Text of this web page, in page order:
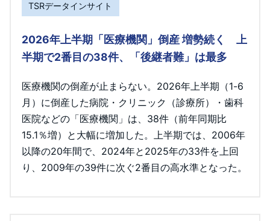
TSRデータインサイト
2026年上半期「医療機関」倒産 増勢続く 上
半期で2番目の38件、「後継者難」は最多
医療機関の倒産が止まらない。2026年上半期（1-6
月）に倒産した病院・クリニック（診療所）・歯科
医院などの「医療機関」は、38件（前年同期比
15.1％増）と大幅に増加した。上半期では、2006年
以降の20年間で、2024年と2025年の33件を上回
り、2009年の39件に次ぐ2番目の高水準となった。